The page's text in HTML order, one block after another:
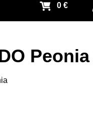
0 €
Peonia